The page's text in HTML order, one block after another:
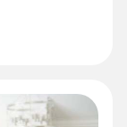
8 Negro con